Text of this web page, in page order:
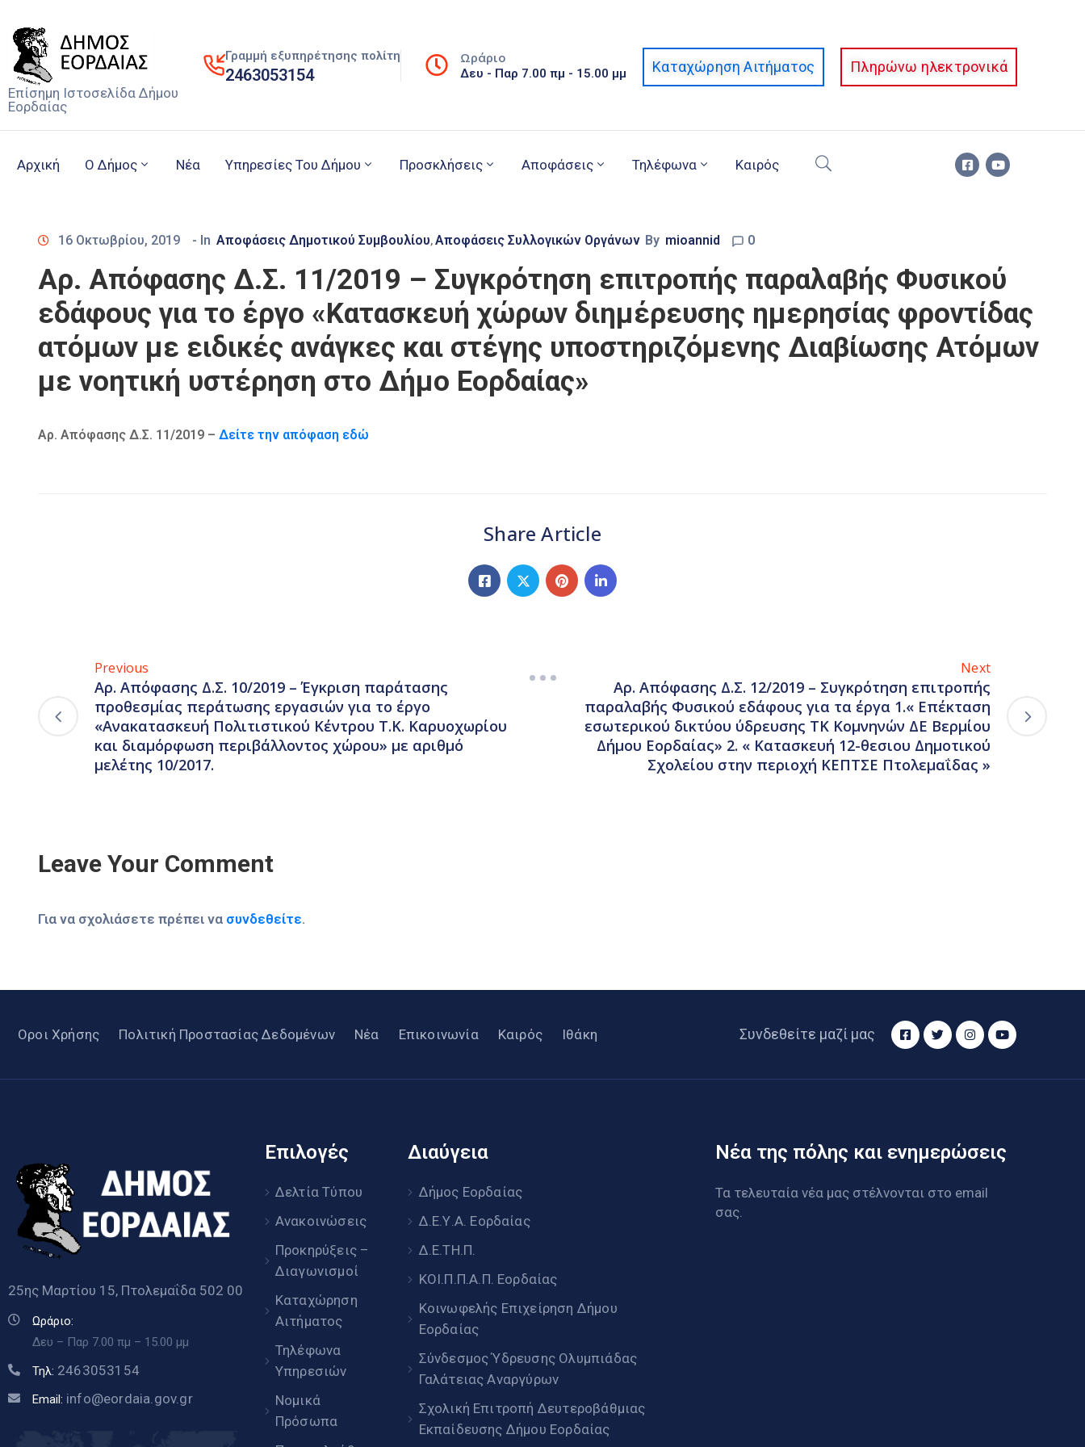
Επίσημη Ιστοσελίδα Δήμου
Εορδαίας
Γραμμή εξυπηρέτησης πολίτη
2463053154
Ωράριο
Δευ - Παρ 7.00 πμ - 15.00 μμ Καταχώρηση Αιτήματος Πληρώνω ηλεκτρονικά
Αρχική Ο Δήμος Νέα Υπηρεσίες Του Δήμου Προσκλήσεις Αποφάσεις Τηλέφωνα Καιρός
16 Οκτωβρίου, 2019 - In Αποφάσεις Δημοτικού Συμβουλίου‚Αποφάσεις Συλλογικών Οργάνων By mioannid 0
Αρ. Απόφασης Δ.Σ. 11/2019 – Συγκρότηση επιτροπής παραλαβής Φυσικού
εδάφους για το έργο «Κατασκευή χώρων διημέρευσης ημερησίας φροντίδας
ατόμων με ειδικές ανάγκες και στέγης υποστηριζόμενης Διαβίωσης Ατόμων
με νοητική υστέρηση στο Δήμο Εορδαίας»
Αρ. Απόφασης Δ.Σ. 11/2019 – Δείτε την απόφαση εδώ
Share Article
Previous
Αρ. Απόφασης Δ.Σ. 10/2019 – Έγκριση παράτασης
προθεσμίας περάτωσης εργασιών για το έργο
«Ανακατασκευή Πολιτιστικού Κέντρου Τ.Κ. Καρυοχωρίου
και διαμόρφωση περιβάλλοντος χώρου» με αριθμό
μελέτης 10/2017.
Next
Αρ. Απόφασης Δ.Σ. 12/2019 – Συγκρότηση επιτροπής
παραλαβής Φυσικού εδάφους για τα έργα 1.« Επέκταση
εσωτερικού δικτύου ύδρευσης ΤΚ Κομνηνών ΔΕ Βερμίου
Δήμου Εορδαίας» 2. « Κατασκευή 12-θεσιου Δημοτικού
Σχολείου στην περιοχή ΚΕΠΤΣΕ Πτολεμαΐδας »
Leave Your Comment
Για να σχολιάσετε πρέπει να συνδεθείτε.
Οροι Χρήσης Πολιτική Προστασίας Δεδομένων Νέα Επικοινωνία Καιρός Ιθάκη Συνδεθείτε μαζί μας
25ης Μαρτίου 15, Πτολεμαΐδα 502 00
Ωράριο:
Δευ – Παρ 7.00 πμ – 15.00 μμ
Τηλ: 2463053154
Email: info@eordaia.gov.gr
Επιλογές
Δελτία Τύπου
Ανακοινώσεις
Προκηρύξεις –
Διαγωνισμοί
Καταχώρηση
Αιτήματος
Τηλέφωνα
Υπηρεσιών
Νομικά
Πρόσωπα
Διαύγεια
Δήμος Εορδαίας
Δ.Ε.Υ.Α. Εορδαίας
Δ.Ε.ΤΗ.Π.
ΚΟΙ.Π.Π.Α.Π. Εορδαίας
Κοινωφελής Επιχείρηση Δήμου
Εορδαίας
Σύνδεσμος Ύδρευσης Ολυμπιάδας
Γαλάτειας Αναργύρων
Σχολική Επιτροπή Δευτεροβάθμιας
Εκπαίδευσης Δήμου Εορδαίας
Νέα της πόλης και ενημερώσεις
Τα τελευταία νέα μας στέλνονται στο email
σας.